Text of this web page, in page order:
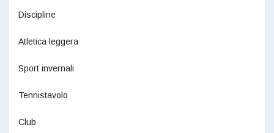
Discipline
Atletica leggera
Sport invernali
Tennistavolo
Club